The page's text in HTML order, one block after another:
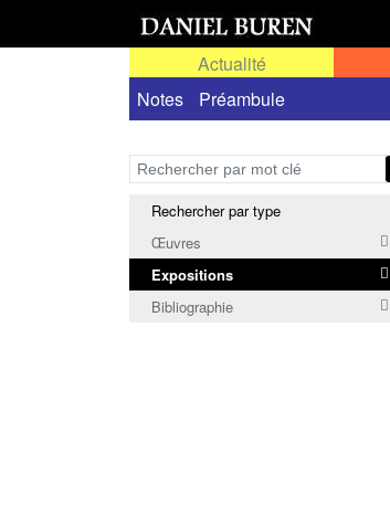
Actualité
Toutes les expositions
Notes
Préambule
Rechercher par type
Œuvres
Expositions
Bibliographie